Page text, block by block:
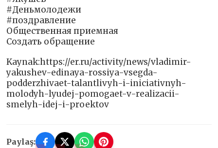
#Деньмолодежи
#поздравление
Общественная приемная
Создать обращение
Kaynak:https://er.ru/activity/news/vladimir-
yakushev-edinaya-rossiya-vsegda-
podderzhivaet-talantlivyh-i-iniciativnyh-
molodyh-lyudej-pomogaet-v-realizacii-
smelyh-idej-i-proektov
Paylaş: